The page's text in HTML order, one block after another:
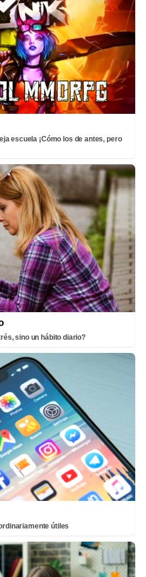
escuela ¡Cómo los de antes, pero
sino un hábito diario?
útiles